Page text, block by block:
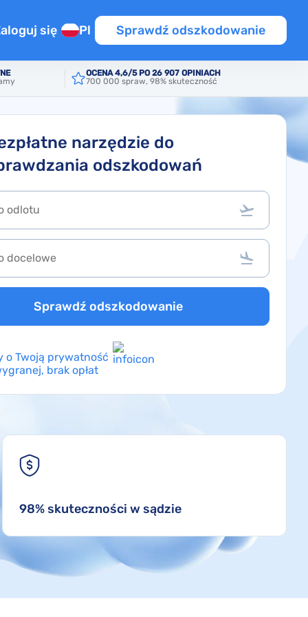
na lot przesiadkowy
/ PL
lot
locie
się Pl Sprawdź odszkodowanie
OCENA 4,6/5 PO 26 907 OPINIACH
700 000 spraw, 98% skuteczność
narzędzie do
odszkodowań
Sprawdź odszkodowanie
o Twoją prywatność
brak opłat
98% skuteczności w sądzie